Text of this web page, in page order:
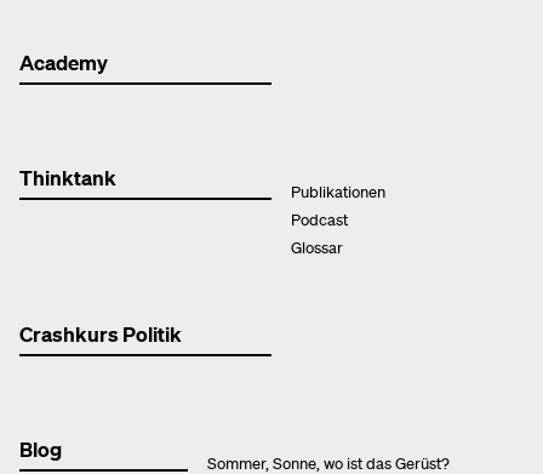
Academy
Thinktank
Publikationen
Podcast
Glossar
Crashkurs Politik
Blog
Sommer, Sonne, wo ist das Gerüst?